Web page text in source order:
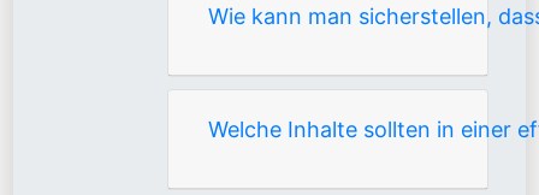
Wie kann man sicherstellen,
Welche Inhalte sollten in einer